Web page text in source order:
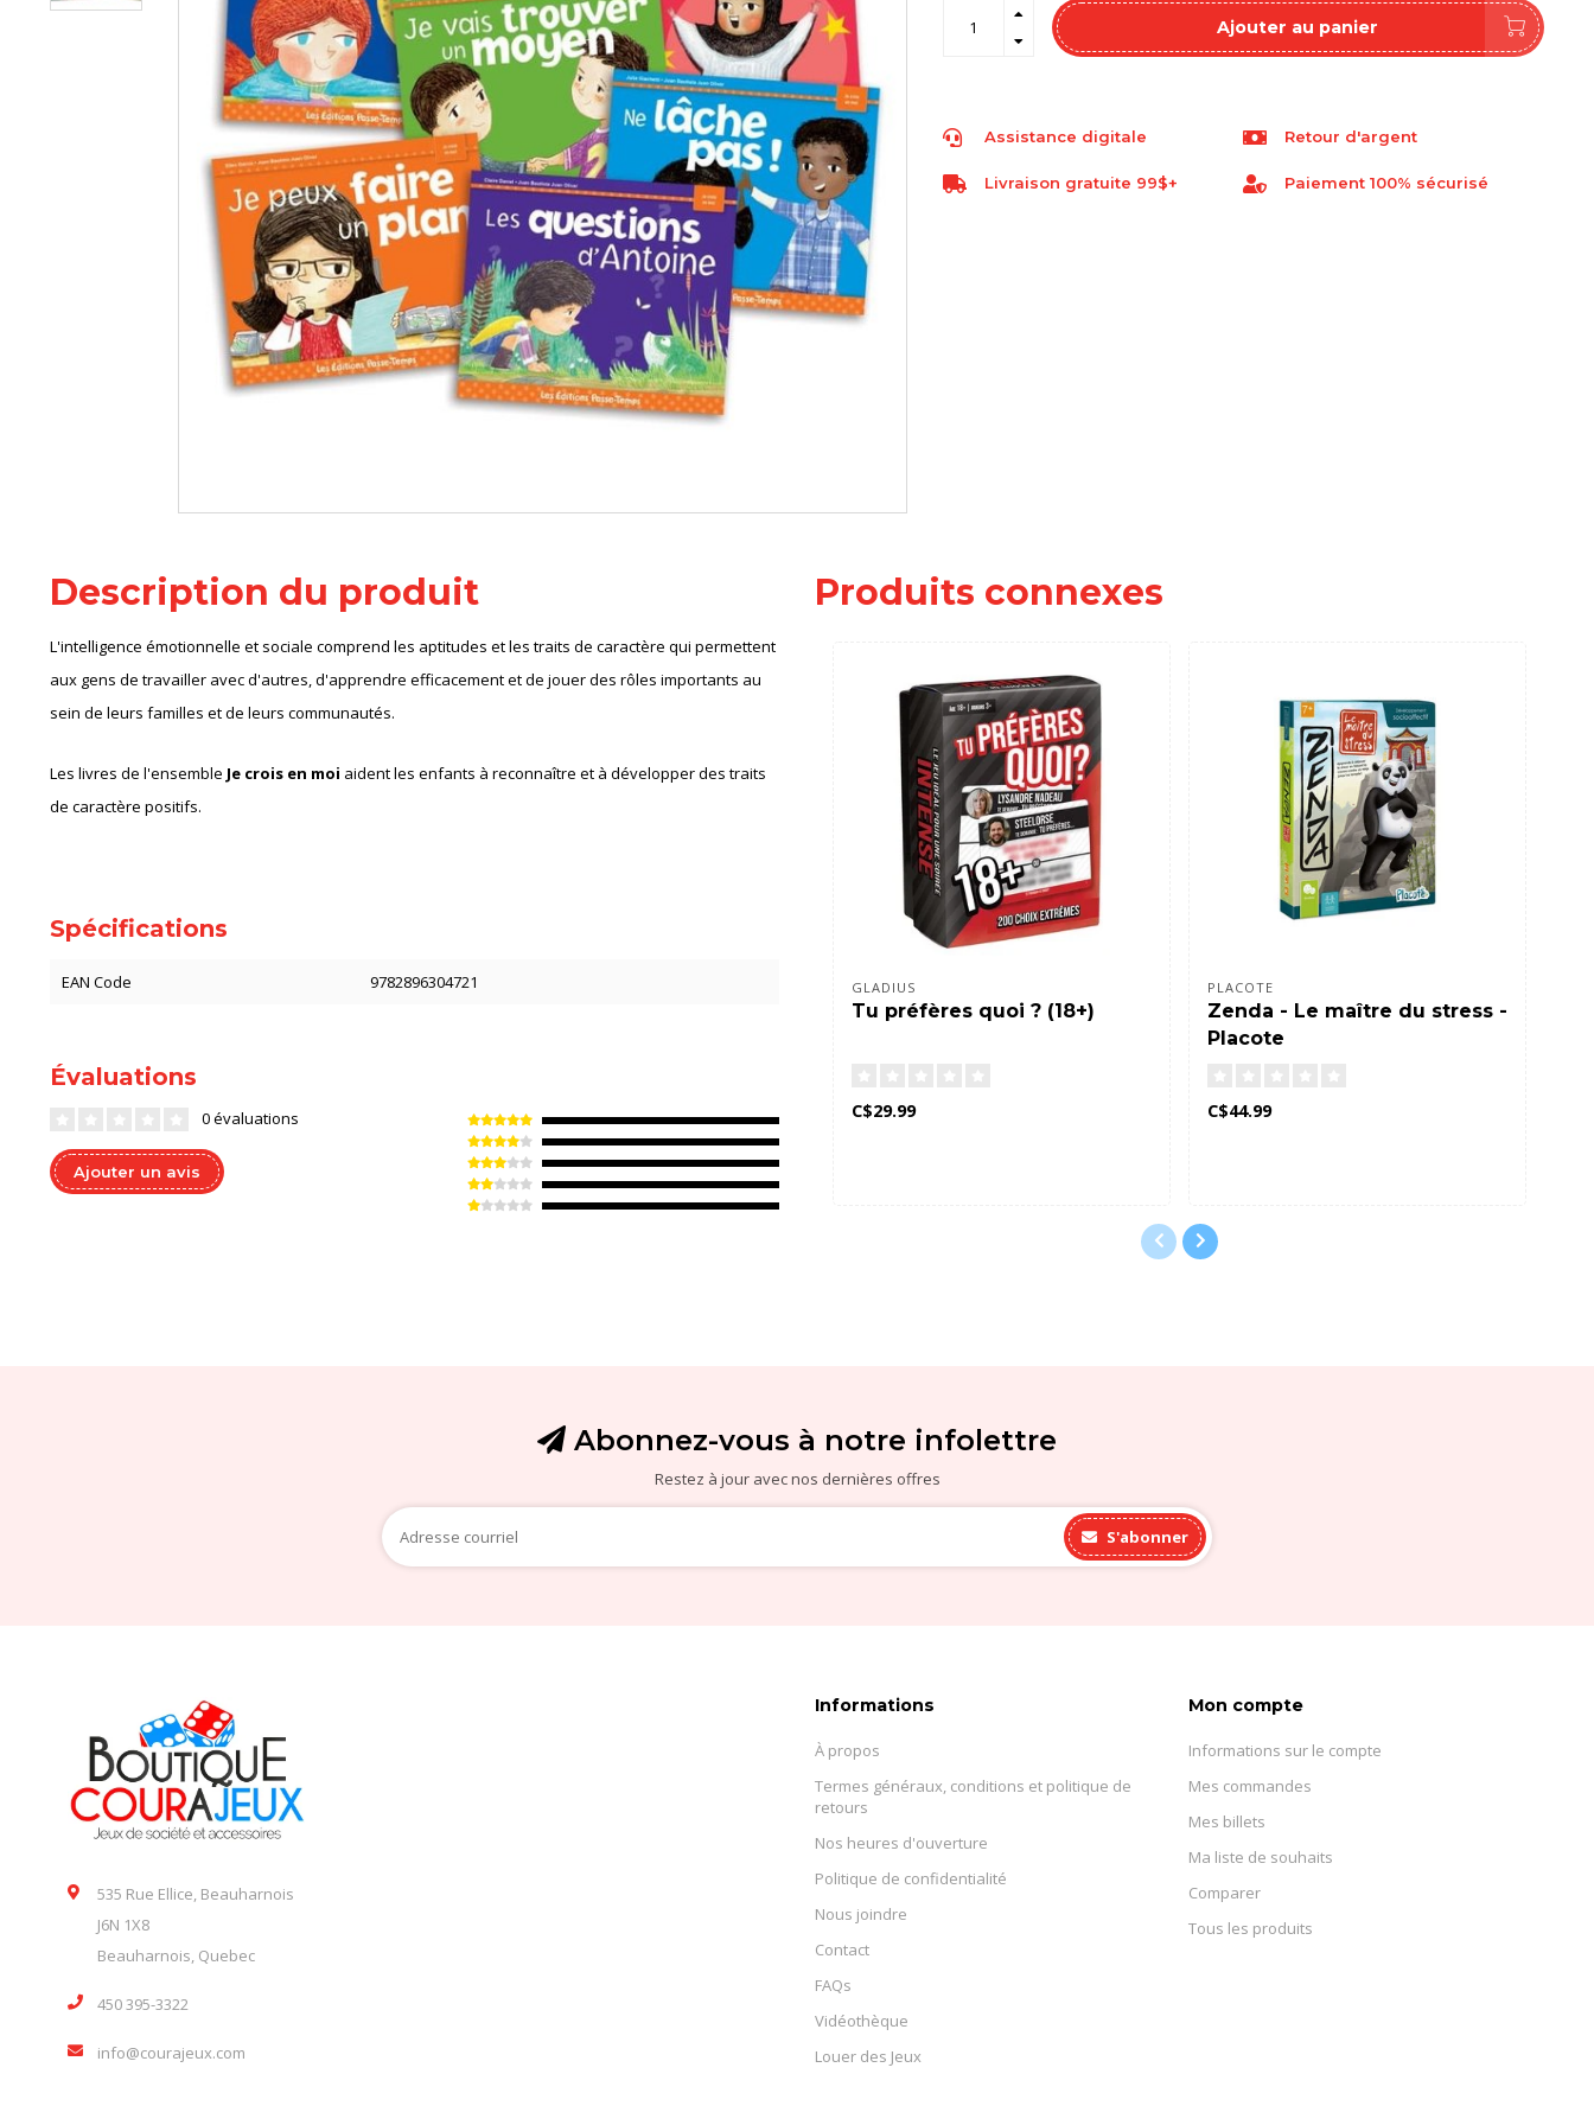
Ajouter au panier
Assistance digitale Retour d'argent
Livraison gratuite 99$+ Paiement 100% sécurisé
Description du produit
L'intelligence émotionnelle et sociale comprend les aptitudes et les traits de caractère qui permettent
aux gens de travailler avec d'autres, d'apprendre efficacement et de jouer des rôles importants au
sein de leurs familles et de leurs communautés.
Les livres de l'ensemble Je crois en moi aident les enfants à reconnaître et à développer des traits
de caractère positifs.
Spécifications
EAN Code 9782896304721
Évaluations
0 évaluations
Ajouter un avis
Produits connexes
GLADIUS
Tu préfères quoi ? (18+)
C$29.99
PLACOTE
Zenda - Le maître du stress -
Placote
C$44.99
Abonnez-vous à notre infolettre
Restez à jour avec nos dernières offres
S'abonner
535 Rue Ellice, Beauharnois
J6N 1X8
Beauharnois, Quebec
450 395-3322
info@courajeux.com
Informations
À propos
Termes généraux, conditions et politique de
retours
Nos heures d'ouverture
Politique de confidentialité
Nous joindre
Contact
FAQs
Vidéothèque
Louer des Jeux
Mon compte
Informations sur le compte
Mes commandes
Mes billets
Ma liste de souhaits
Comparer
Tous les produits